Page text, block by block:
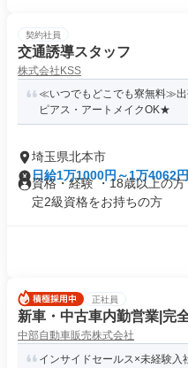
契約社員
交通誘導スタッフ
株式会社KSS
≪いつでもどこでも寮無料≫出
ピアス・アートメイクOK★
埼玉県北本市
日給1万1000円～1万4062円
資格・経験 ・18歳以上の
定2級資格をお持ちの方
正社員
新車・中古車内勤営業|完
中部自動車販売株式会社
インサイドセールス×未経験入